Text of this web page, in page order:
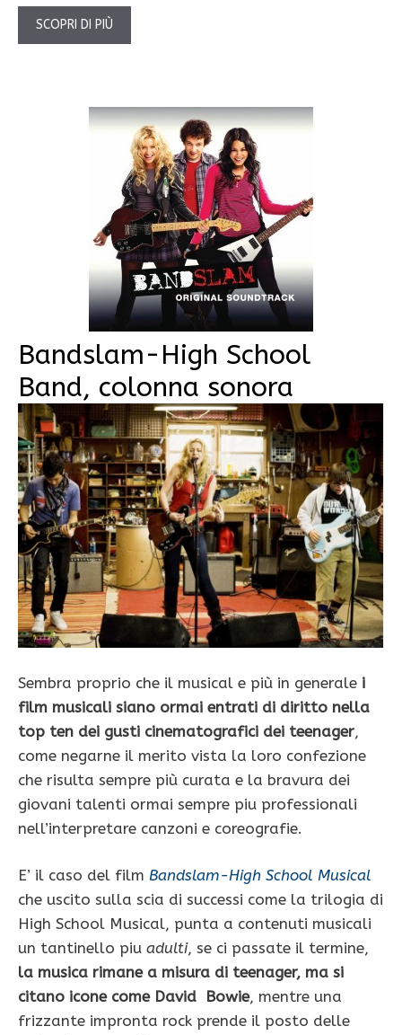
SCOPRI DI PIÙ
Bandslam-High School
Band, colonna sonora
Sembra proprio che il musical e più in generale i
film musicali siano ormai entrati di diritto nella
top ten dei gusti cinematografici dei teenager,
come negarne il merito vista la loro confezione
che risulta sempre più curata e la bravura dei
giovani talenti ormai sempre piu professionali
nell’interpretare canzoni e coreografie.
E’ il caso del film Bandslam-High School Musical
che uscito sulla scia di successi come la trilogia di
High School Musical, punta a contenuti musicali
un tantinello piu adulti, se ci passate il termine,
la musica rimane a misura di teenager, ma si
citano icone come David Bowie, mentre una
frizzante impronta rock prende il posto delle